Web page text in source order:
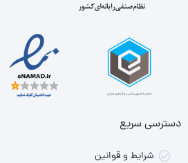
دسترسی سریع
شرایط و قوانین